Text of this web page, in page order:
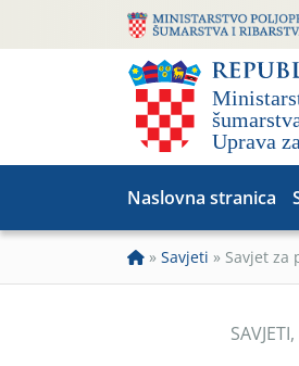
Naslovna stranica
» Savjeti » Savjet za
SAVJETI,